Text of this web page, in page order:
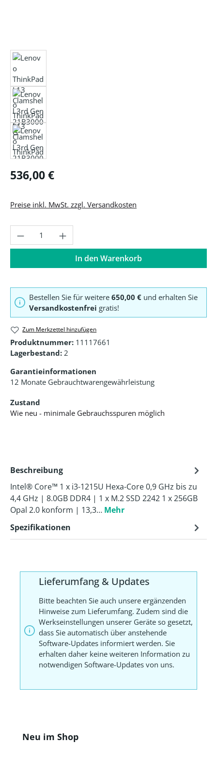
Regulärer Preis:
536,00 €
Preise inkl. MwSt. zzgl. Versandkosten
Produkt Anzahl: Gib den gewünschten
In den Warenkorb
Bestellen Sie für weitere 650,00 € und erhalten Sie
Versandkostenfrei gratis!
Zum Merkzettel hinzufügen
Produktnummer: 11117661
Lagerbestand: 2
Garantieinformationen
12 Monate Gebrauchtwarengewährleistung
Zustand
Wie neu - minimale Gebrauchsspuren möglich
Beschreibung
Intel® Core™ 1 x i3-1215U Hexa-Core 0,9 GHz bis zu
4,4 GHz | 8.0GB DDR4 | 1 x M.2 SSD 2242 1 x 256GB
Opal 2.0 konform | 13,3… Mehr
Spezifikationen
Lieferumfang & Updates
Bitte beachten Sie auch unsere ergänzenden
Hinweise zum Lieferumfang. Zudem sind die
Werkseinstellungen unserer Geräte so gesetzt,
dass Sie automatisch über anstehende
Software-Updates informiert werden. Sie
erhalten daher keine weiteren Information zu
notwendigen Software-Updates von uns.
Produktgalerie überspringen
Neu im Shop